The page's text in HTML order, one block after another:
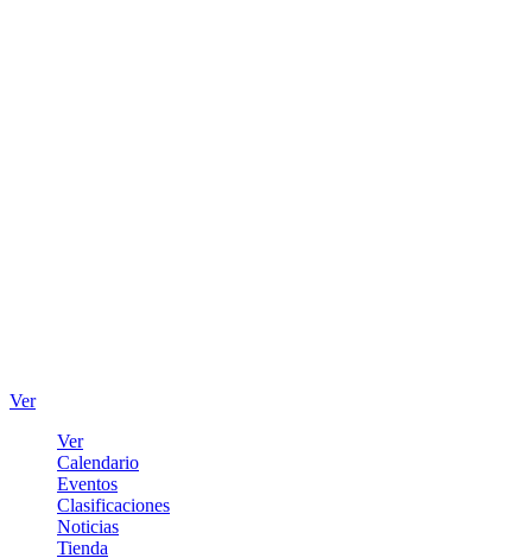
Ver
Ver
Calendario
Eventos
Clasificaciones
Noticias
Tienda